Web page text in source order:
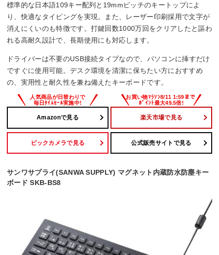
サイズ
441x35x143 mm
標準的な日本語109キー配列と19mmピッチのキートップによ
り、快適なタイピングを実現。また、レーザー印刷採用で文字が
消えにくいのも特徴です。打鍵回数1000万回をクリアしたと謳わ
れる高耐久設計で、長期使用にも対応します。
ドライバーは不要のUSB接続タイプなので、パソコンに挿すだけ
ですぐに使用可能。デスク環境を清潔に保ちたい方におすすめ
の、実用性と耐久性を兼ね備えたキーボードです。
Amazonで見る 楽天市場で見る
ビックカメラで見る 公式販売サイトで見る
サンワサプライ(SANWA SUPPLY) マグネット内蔵防水防塵キー
ボード SKB-BS8